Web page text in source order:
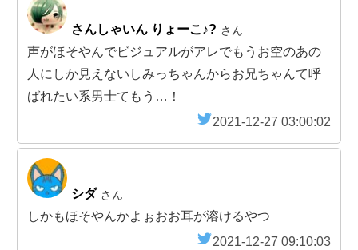
さんしゃいん りょーこ♪? さん
声がほそやんでビジュアルがアレでもうお空のあの
人にしか見えないしみっちゃんからお兄ちゃんて呼
ばれたい系男士てもう…！
2021-12-27 03:00:02
シダ さん
しかもほそやんかよぉおお耳が溶けるやつ
2021-12-27 09:10:03